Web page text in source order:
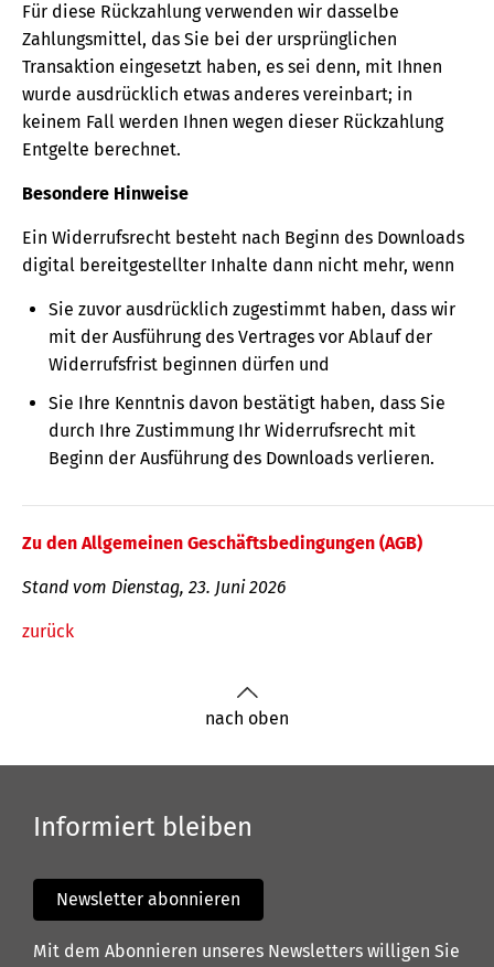
Für diese Rückzahlung verwenden wir dasselbe
Zahlungsmittel, das Sie bei der ursprünglichen
Transaktion eingesetzt haben, es sei denn, mit Ihnen
wurde ausdrücklich etwas anderes vereinbart; in
keinem Fall werden Ihnen wegen dieser Rückzahlung
Entgelte berechnet.
Besondere Hinweise
Ein Widerrufsrecht besteht nach Beginn des Downloads
digital bereitgestellter Inhalte dann nicht mehr, wenn
Sie zuvor ausdrücklich zugestimmt haben, dass wir
mit der Ausführung des Vertrages vor Ablauf der
Widerrufsfrist beginnen dürfen und
Sie Ihre Kenntnis davon bestätigt haben, dass Sie
durch Ihre Zustimmung Ihr Widerrufsrecht mit
Beginn der Ausführung des Downloads verlieren.
Zu den Allgemeinen Geschäftsbedingungen (AGB)
Stand vom Dienstag, 23. Juni 2026
zurück
nach oben
Informiert bleiben
Newsletter abonnieren
Mit dem Abonnieren unseres Newsletters willigen Sie